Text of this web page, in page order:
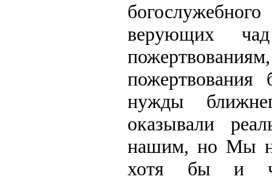
верующих
нужды
оказывали
нашим, но Мы
хотя бы и